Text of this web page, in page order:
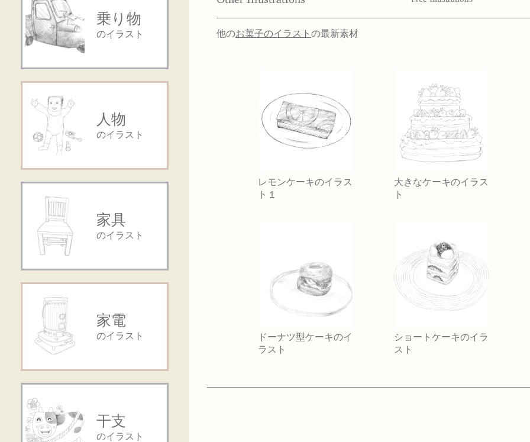
乗り物
のイラスト
人物
のイラスト
家具
のイラスト
家電
のイラスト
干支
のイラスト
他のお菓子のイラスト の最新素材
レモンケーキのイラス
ト１
大きなケーキのイラス
ト
ドーナツ型ケーキのイ
ラスト
ショートケーキのイラ
スト